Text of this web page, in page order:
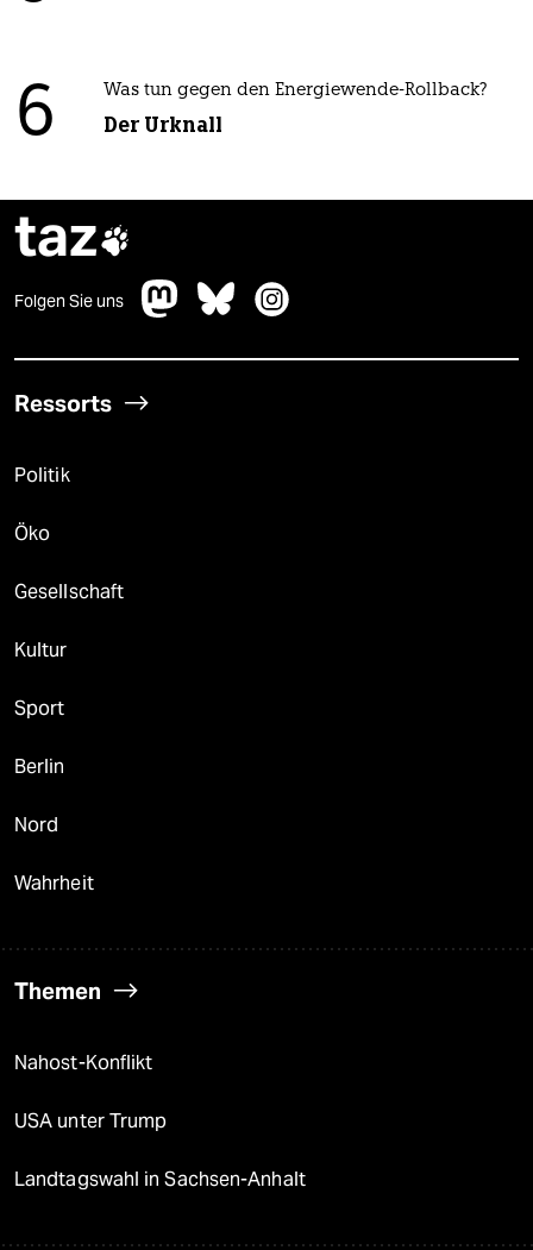
6 Was tun gegen den Energiewende-Rollback?
Der Urknall
taz
Folgen Sie uns
Ressorts
Politik
Öko
Gesellschaft
Kultur
Sport
Berlin
Nord
Wahrheit
Themen
Nahost-Konflikt
USA unter Trump
Landtagswahl in Sachsen-Anhalt